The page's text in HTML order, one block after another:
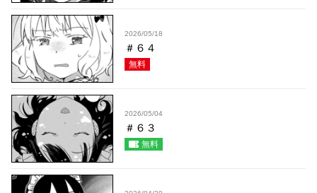
2026/05/18
＃６４
無料
2026/05/04
＃６３
無料